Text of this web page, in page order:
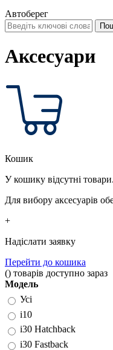
Автоберег
Аксесуари
Кошик
У кошику відсутні товари.
Для вибору аксесуарів
+
Надіслати заявку
Перейти до кошика
() товарів доступно зараз
Модель
Усі
i10
i30 Hatchback
i30 Fastback